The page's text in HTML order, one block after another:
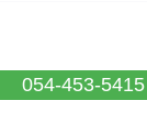
054-453-5415